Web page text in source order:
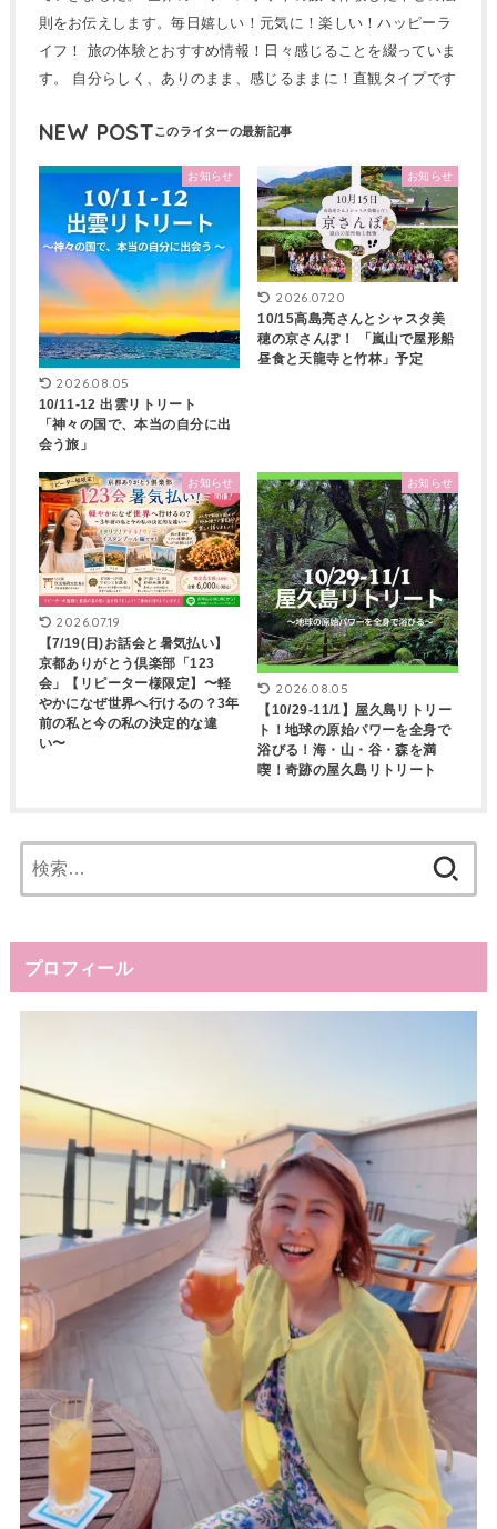
則をお伝えします。毎日嬉しい！元気に！楽しい！ハッピーラ
イフ！ 旅の体験とおすすめ情報！日々感じることを綴っていま
す。 自分らしく、ありのまま、感じるままに！直観タイプです
NEW POST
お知らせ
2026.08.05
10/11-12 出雲リトリート
「神々の国で、本当の自分に出
会う旅」
お知らせ
2026.07.20
10/15高島亮さんとシャスタ美
穂の京さんぽ！ 「嵐山で屋形船
昼食と天龍寺と竹林」予定
お知らせ
2026.07.19
【7/19(日)お話会と暑気払い】
京都ありがとう倶楽部「123
会」【リピーター様限定】〜軽
やかになぜ世界へ行けるの？3年
前の私と今の私の決定的な違
い〜
お知らせ
2026.08.05
【10/29-11/1】屋久島リトリー
ト！地球の原始パワーを全身で
浴びる！海・山・谷・森を満
喫！奇跡の屋久島リトリート
索:
プロフィール